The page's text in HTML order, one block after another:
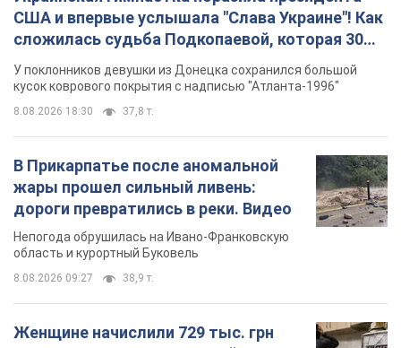
жары прошел сильный ливень:
дороги превратились в реки. Видео
область и курортный Буковель
Женщине начислили 729 тыс. грн
долга за газ из-за показаний
неисправного счетчика: судья
вынес неожиданное решение
8.08.2026 14:43 32,3 т.